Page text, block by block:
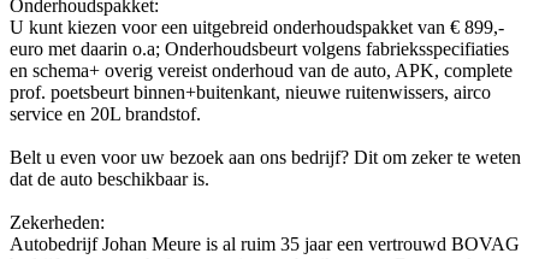
Onderhoudspakket:
U kunt kiezen voor een uitgebreid onderhoudspakket van € 899,-
euro met daarin o.a; Onderhoudsbeurt volgens fabrieksspecifiaties
en schema+ overig vereist onderhoud van de auto, APK, complete
prof. poetsbeurt binnen+buitenkant, nieuwe ruitenwissers, airco
service en 20L brandstof.
Belt u even voor uw bezoek aan ons bedrijf? Dit om zeker te weten
dat de auto beschikbaar is.
Zekerheden:
Autobedrijf Johan Meure is al ruim 35 jaar een vertrouwd BOVAG